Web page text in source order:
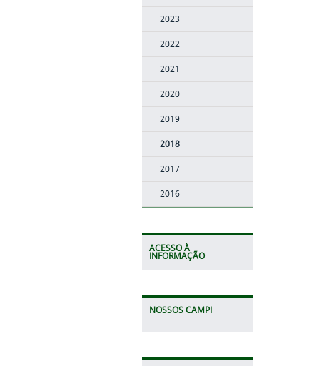
2023
2022
2021
2020
2019
2018
2017
2016
ACESSO À
INFORMAÇÃO
NOSSOS CAMPI